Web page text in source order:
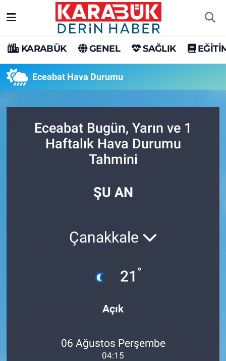
KARABÜK GENEL SAĞLIK
Eceabat Hava Durumu
Eceabat Bugün, Yarın ve 1
Haftalık Hava Durumu
Tahmini
ŞU AN
Çanakkale
21 °
Açık
06 Ağustos Perşembe
04:15
Karabük Hava Durumu
Karabük Trafik Yoğunluk Haritası
Tüm Manşetler
Son Dakika Haberleri